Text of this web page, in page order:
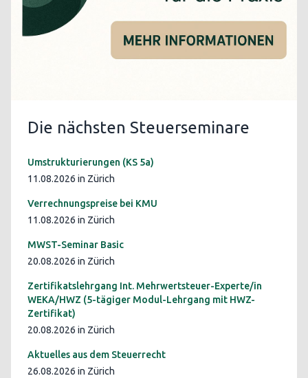
Die nächsten Steuerseminare
Umstrukturierungen (KS 5a)
11.08.2026 in Zürich
Verrechnungspreise bei KMU
11.08.2026 in Zürich
MWST-Seminar Basic
20.08.2026 in Zürich
Zertifikatslehrgang Int. Mehrwertsteuer-Experte/in
WEKA/HWZ (5-tägiger Modul-Lehrgang mit HWZ-
Zertifikat)
20.08.2026 in Zürich
Aktuelles aus dem Steuerrecht
26.08.2026 in Zürich